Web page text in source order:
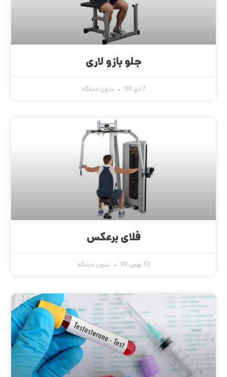
جلو بازو لاری
7 دی 96 بدون دیدگاه
فلای برعکس
13 بهمن 98 بدون دیدگاه